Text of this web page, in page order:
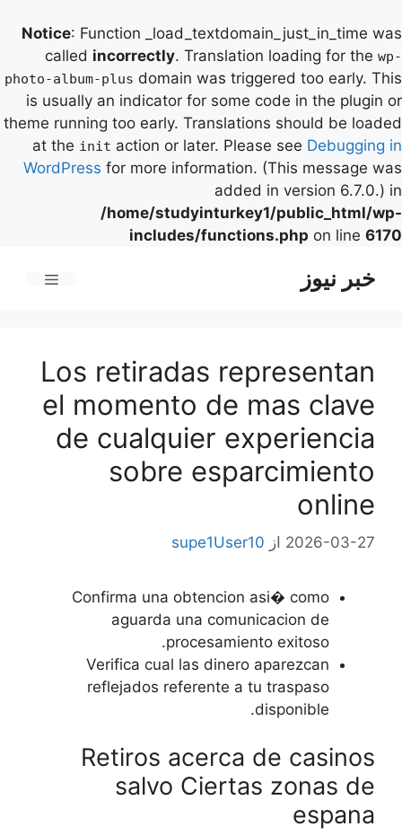
Notice: Function _load_textdomain_just_in_time was
called incorrectly. Translation loading for the wp-
photo-album-plus domain was triggered too early. This
is usually an indicator for some code in the plugin or
theme running too early. Translations should be loaded
at the init action or later. Please see Debugging in
WordPress for more information. (This message was
added in version 6.7.0.) in
/home/studyinturkey1/public_html/wp-
includes/functions.php on line 6170
خبر نیوز
Los retiradas representan
el momento de mas clave
de cualquier experiencia
sobre esparcimiento
online
2026-03-27 از supe1User10
Confirma una obtencion asi� como
aguarda una comunicacion de
procesamiento exitoso.
Verifica cual las dinero aparezcan
reflejados referente a tu traspaso
disponible.
Retiros acerca de casinos
salvo Ciertas zonas de
espana